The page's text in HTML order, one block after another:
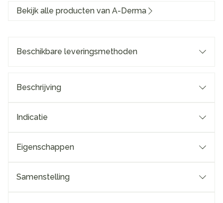
Bekijk alle producten van A-Derma
Beschikbare leveringsmethoden
Beschrijving
Indicatie
Eigenschappen
Samenstelling